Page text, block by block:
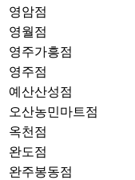
영암점
영월점
영주가흥점
영주점
예산산성점
오산농민마트점
옥천점
완도점
완주봉동점